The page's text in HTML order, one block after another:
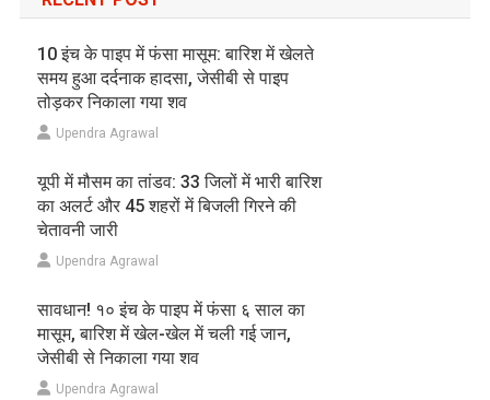
10 इंच के पाइप में फंसा मासूम: बारिश में खेलते
समय हुआ दर्दनाक हादसा, जेसीबी से पाइप
तोड़कर निकाला गया शव
Upendra Agrawal
यूपी में मौसम का तांडव: 33 जिलों में भारी बारिश
का अलर्ट और 45 शहरों में बिजली गिरने की
चेतावनी जारी
Upendra Agrawal
सावधान! १० इंच के पाइप में फंसा ६ साल का
मासूम, बारिश में खेल-खेल में चली गई जान,
जेसीबी से निकाला गया शव
Upendra Agrawal